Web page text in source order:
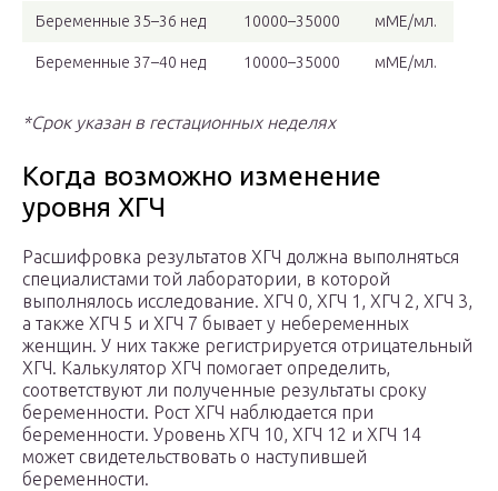
Беременные 35–36 нед 10000–35000 мМЕ/мл.
Беременные 37–40 нед 10000–35000 мМЕ/мл.
*Срок указан в гестационных неделях
Когда возможно изменение
уровня ХГЧ
Расшифровка результатов ХГЧ должна выполняться
специалистами той лаборатории, в которой
выполнялось исследование. ХГЧ 0, ХГЧ 1, ХГЧ 2, ХГЧ 3,
а также ХГЧ 5 и ХГЧ 7 бывает у небеременных
женщин. У них также регистрируется отрицательный
ХГЧ. Калькулятор ХГЧ помогает определить,
соответствуют ли полученные результаты сроку
беременности. Рост ХГЧ наблюдается при
беременности. Уровень ХГЧ 10, ХГЧ 12 и ХГЧ 14
может свидетельствовать о наступившей
беременности.